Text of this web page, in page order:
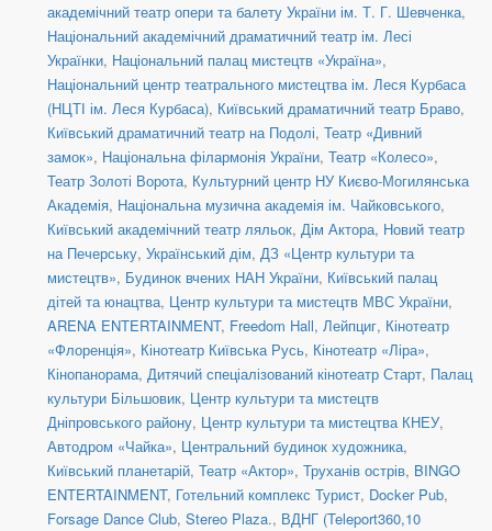
академічний театр опери та балету України ім. Т. Г. Шевченка,
Національний академічний драматичний театр ім. Лесі
Українки, Національний палац мистецтв «Україна»,
Національний центр театрального мистецтва ім. Леся Курбаса
(НЦТІ ім. Леся Курбаса), Київський драматичний театр Браво,
Київський драматичний театр на Подолі, Театр «Дивний
замок», Національна філармонія України, Театр «Колесо»,
Театр Золоті Ворота, Культурний центр НУ Києво-Могилянська
Академія, Національна музична академія ім. Чайковського,
Київський академічний театр ляльок, Дім Актора, Новий театр
на Печерську, Український дім, ДЗ «Центр культури та
мистецтв», Будинок вчених НАН України, Київський палац
дітей та юнацтва, Центр культури та мистецтв МВС України,
ARENA ENTERTAINMENT, Freedom Hall, Лейпциг, Кінотеатр
«Флоренція», Кінотеатр Київська Русь, Кінотеатр «Ліра»,
Кінопанорама, Дитячий спеціалізований кінотеатр Старт, Палац
культури Більшовик, Центр культури та мистецтв
Дніпровського району, Центр культури та мистецтва КНЕУ,
Автодром «Чайка», Центральний будинок художника,
Київський планетарій, Театр «Актор», Труханів острів, BINGO
ENTERTAINMENT, Готельний комплекс Турист, Docker Pub,
Forsage Dance Club, Stereo Plaza., ВДНГ (Teleport360,10